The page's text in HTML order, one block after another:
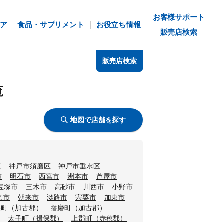
食品・サプリメント お役立ち情報
お客様サポート
販売店検索
販売店検索
地図で店舗を探す
神戸市須磨区
神戸市垂水区
明石市 西宮市 洲本市
芦屋市
塚市
三木市 高砂市 川西市
小野市
市
朝来市 淡路市 宍粟市
加東市
（加古郡）
播磨町（加古郡）
太子町（揖保郡）
上郡町（赤穂郡）